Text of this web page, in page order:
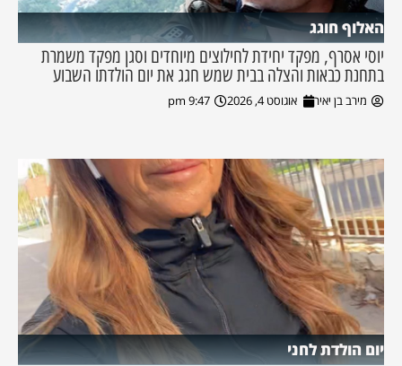
האלוף חוגג
יוסי אסרף, מפקד יחידת לחילוצים מיוחדים וסגן מפקד משמרת
בתחנת כבאות והצלה בבית שמש חגג את יום הולדתו השבוע
מירב בן יאיר אוגוסט 4, 2026 9:47 pm
יום הולדת לחני